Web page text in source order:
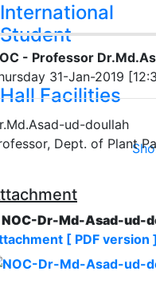
International
Student
Hall Facilities
- Professor
31-Jan-2019
ud-doullah
Dept. of Plant
NOC-Dr-Md-Asad-ud-
[ PDF version